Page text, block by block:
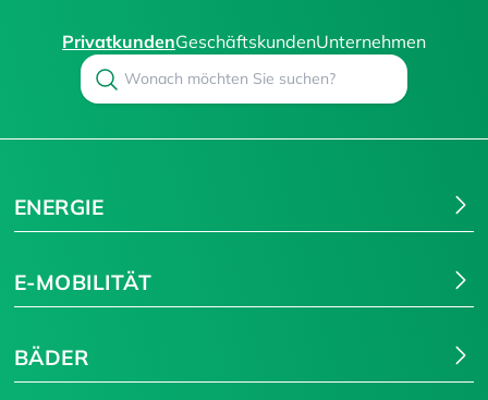
PrivatkundenGeschäftskundenUnternehmen
Search
ENERGIE
E-MOBILITÄT
BÄDER